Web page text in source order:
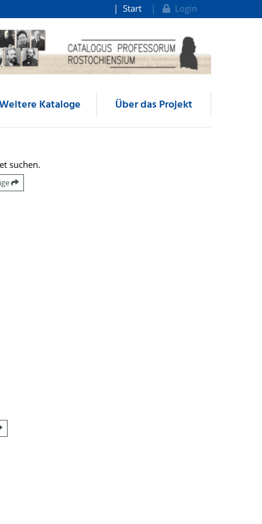
Start Login
Kataloge Über das Projekt
suchen.